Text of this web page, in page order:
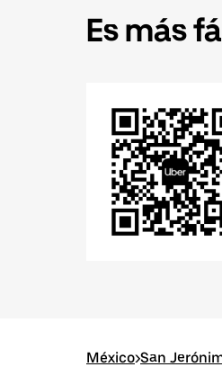
Es más
México>San